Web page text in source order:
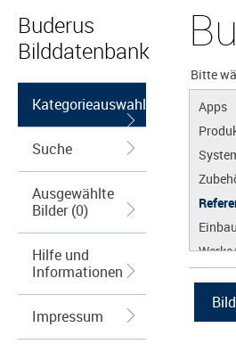
Buderus
Bilddatenbank
Kategorieauswahl
Suche
Ausgewählte
Bilder (0)
Hilfe und
Informationen
Impressum
Bitte
Apps